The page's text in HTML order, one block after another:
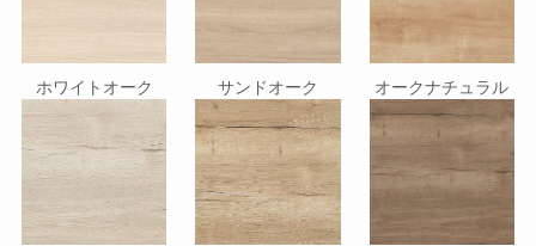
ホワイトオーク サンドオーク オークナチュラル